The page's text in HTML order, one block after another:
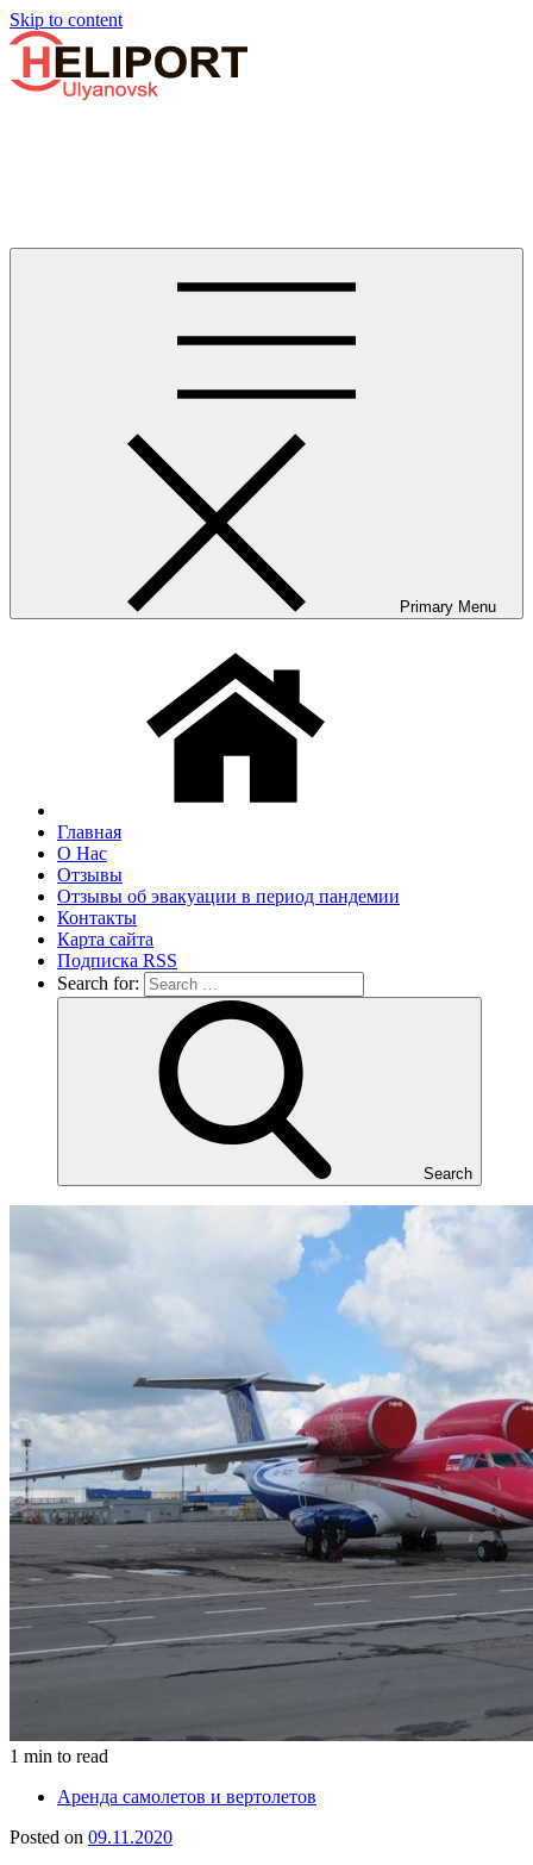
Skip to content
Primary Menu
Главная
О Нас
Отзывы
Отзывы об эвакуации в период пандемии
Контакты
Карта сайта
Подписка RSS
Search for:
Search
1 min to read
Аренда самолетов и вертолетов
Posted on 09.11.2020